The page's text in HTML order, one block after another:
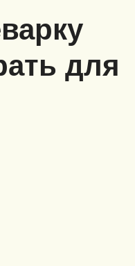
для